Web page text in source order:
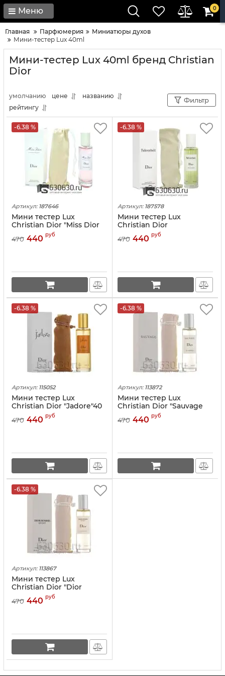
Меню 0
Главная Парфюмерия
Миниатюры духов
Мини-тестер Lux 40ml
Мини-тестер Lux 40ml бренд Christian
Dior
умолчанию цене
названию
рейтингу
Фильтр
-6.38 %
Артикул: 187646
Мини тестер Lux
Christian Dior "Miss Dior
Blooming Bouquet" EDT
40 ml
470 440 руб
-6.38 %
Артикул: 187578
Мини тестер Lux
Christian Dior
"Fahrenheit" EDT 40 ml
470 440 руб
-6.38 %
Артикул: 115052
Мини тестер Lux
Christian Dior "Jadore"40
470 440 руб
-6.38 %
Артикул: 113872
Мини тестер Lux
Christian Dior "Sauvage
edp" 40 ml
470 440 руб
-6.38 %
Артикул: 113867
Мини тестер Lux
Christian Dior "Dior
Homme Sport edp" 40 ml
470 440 руб